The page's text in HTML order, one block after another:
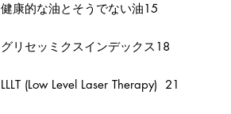
健康的な油とそうでない油15
グリセッミクスインデックス18
LLLT (Low Level Laser Therapy) 21